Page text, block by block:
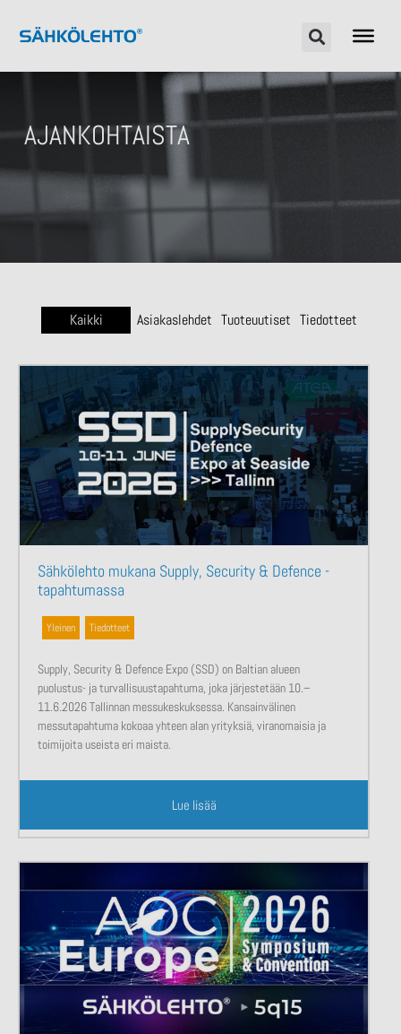
AJANKOHTAISTA
Kaikki Asiakaslehdet Tuoteuutiset Tiedotteet
Sähkölehto mukana Supply, Security & Defence -
tapahtumassa
Yleinen Tiedotteet
Supply, Security & Defence Expo (SSD) on Baltian alueen
puolustus- ja turvallisuustapahtuma, joka järjestetään 10.–
11.6.2026 Tallinnan messukeskuksessa. Kansainvälinen
messutapahtuma kokoaa yhteen alan yrityksiä, viranomaisia ja
toimijoita useista eri maista.
Lue lisää